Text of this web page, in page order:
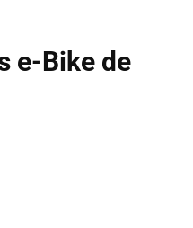
e-Bike de